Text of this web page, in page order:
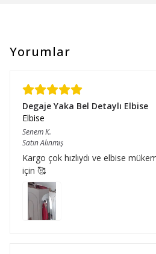
Yorumlar
Degaje Yaka Bel Detaylı Elbise
Elbise
SenemK.
Satın Alınmış
Kargo çok hızlıydı ve elbise
için 🥰